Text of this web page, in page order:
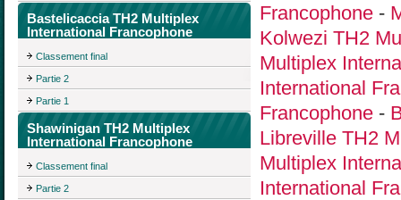
Bastelicaccia TH2 Multiplex
International Francophone
Classement final
Partie 2
Partie 1
Shawinigan TH2 Multiplex
International Francophone
Classement final
Partie 2
Francophone -
Kolwezi TH2
Multiplex
International
Francophone -
Libreville TH2
Multiplex
International